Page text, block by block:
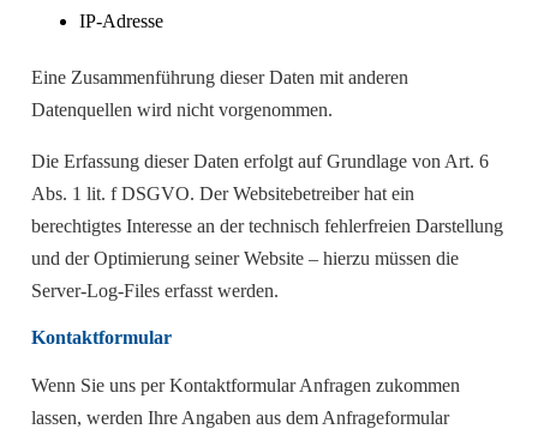
IP-Adresse
Eine Zusammenführung dieser Daten mit anderen
Datenquellen wird nicht vorgenommen.
Die Erfassung dieser Daten erfolgt auf Grundlage von Art. 6
Abs. 1 lit. f DSGVO. Der Websitebetreiber hat ein
berechtigtes Interesse an der technisch fehlerfreien Darstellung
und der Optimierung seiner Website – hierzu müssen die
Server-Log-Files erfasst werden.
Kontaktformular
Wenn Sie uns per Kontaktformular Anfragen zukommen
lassen, werden Ihre Angaben aus dem Anfrageformular